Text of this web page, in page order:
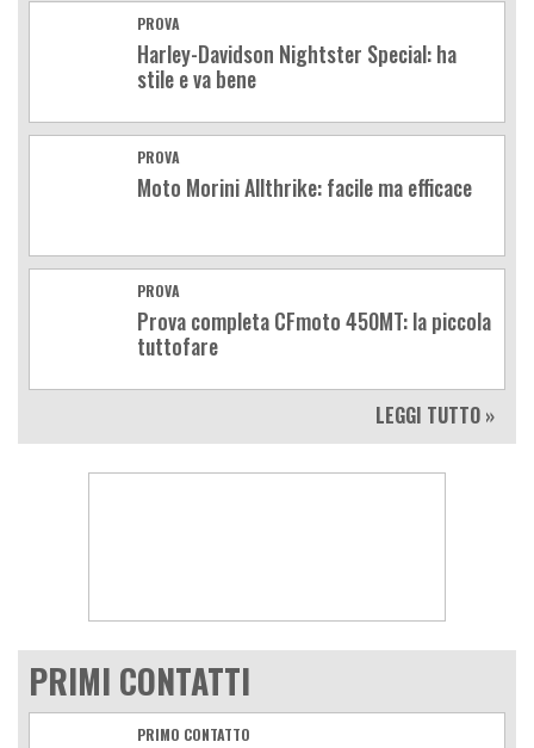
PROVA
Harley-Davidson Nightster Special: ha
stile e va bene
PROVA
Moto Morini Allthrike: facile ma efficace
PROVA
Prova completa CFmoto 450MT: la piccola
tuttofare
LEGGI TUTTO »
PRIMI CONTATTI
PRIMO CONTATTO